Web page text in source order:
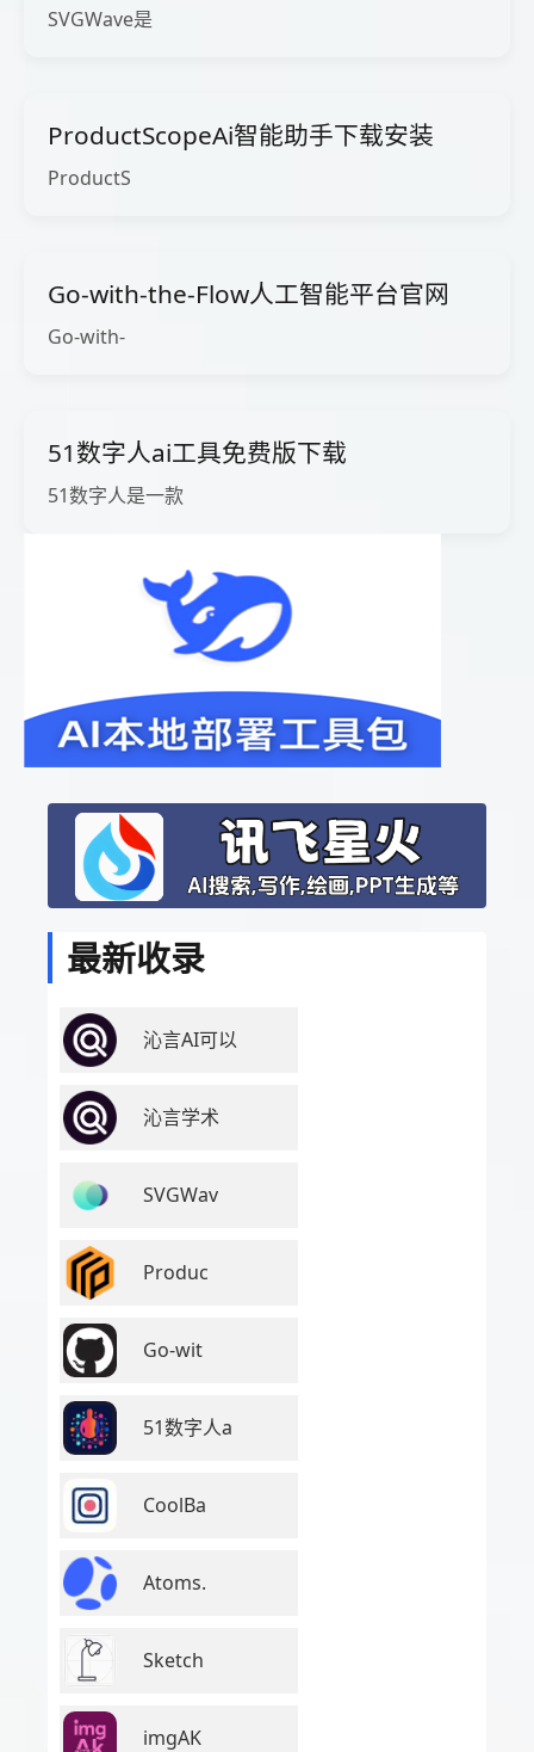
SVGWave是
ProductScopeAi智能助手下载安装
ProductS
Go-with-the-Flow人工智能平台官网
Go-with-
51数字人ai工具免费版下载
51数字人是一款
最新收录
沁言AI可以
沁言学术
SVGWav
Produc
Go-wit
51数字人a
CoolBa
Atoms.
Sketch
imgAK